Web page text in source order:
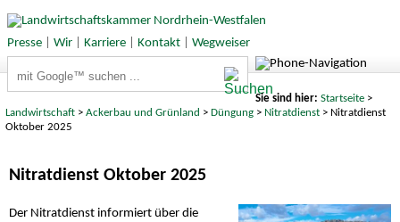
Presse| Wir| Karriere| Kontakt| Wegweiser
Sie sind hier: Startseite>
Landwirtschaft >Ackerbau und Grünland >Düngung > Nitratdienst > Nitratdienst
Oktober 2025
Nitratdienst Oktober 2025
Der Nitratdienst informiert über die